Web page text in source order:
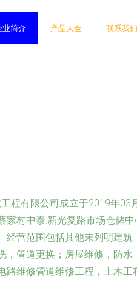
业简介 产品大全 联系我们
程有限公司成立于2019年03
家村中泰.新光复路市场仓储
经营范围包括其他未列明建筑
，管道更换；房屋维修，防水
路维修管道维修工程，土木工